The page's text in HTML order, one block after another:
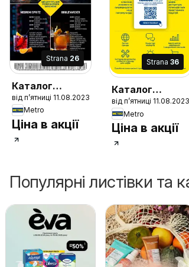
Strana 26
Каталог
міцного
алкоголю
від п’ятниці 11.08.2023
Metro
Ціна в акції
Strana 36
Каталог
міцного
алкоголю
від п’ятниці 11.08.2023
Metro
Ціна в акції
Популярні листівки та